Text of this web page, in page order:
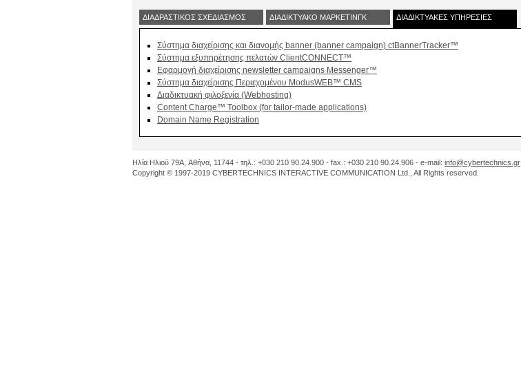
ΔΙΑΔΡΑΣΤΙΚΟΣ ΣΧΕΔΙΑΣΜΟΣ ΔΙΑΔΙΚΤΥΑΚΟ ΜΑΡΚΕΤΙΝΓΚ ΔΙΑΔΙΚΤΥΑΚΕΣ ΥΠΗΡΕΣΙΕΣ
Σύστημα διαχείρισης και διανομής banner (banner campaign) ctBannerTracker™
Σύστημα εξυπηρέτησης πελατών ClientCONNECT™
Εφαρμογή διαχείρισης newsletter campaigns Messenger™
Σύστημα διαχείρισης Περιεχομένου ModusWEB™ CMS
Διαδικτυακή φιλοξενία (Webhosting)
Content Charge™ Toolbox (for tailor-made applications)
Domain Name Registration
Ηλία Ηλιού 79A, Αθήνα, 11744 - τηλ.: +030 210 90.24.900 - fax.: +030 210 90.24.906 - e-mail: info@cybertechnics.gr
Copyright © 1997-2019 CYBERTECHNICS INTERACTIVE COMMUNICATION Ltd., All Rights reserved.